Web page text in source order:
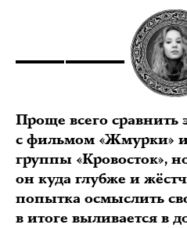
Проще всего сравнить
с фильмом «Жмурки»
группы «Кровосток»,
он куда глубже и
попытка осмыслить
в итоге выливается в